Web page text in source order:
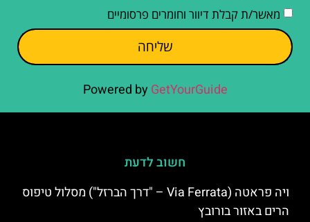
מאשר/ת קבלת דיוור וחומרים פרסומיים
שליחה
Powered by GetYourGuide
חשוב לדעת
ויה פראטה (Via Ferrata – "דרך הברזל") מסלול טיפוס
הרים באזור בורובץ